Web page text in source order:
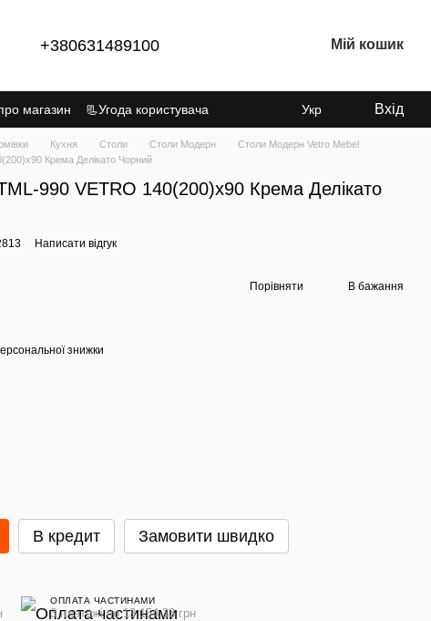
+380631489100 Мій кошик
магазин
📃Угода користувача
Укр Вхід
Кухня Столи Столи Модерн
Столи Модерн Vetro Mebel
Крема Делікато Чорний
990 VETRO 140(200)x90 Крема Делікато
Написати відгук
Порівняти В бажання
знижки
В кредит Замовити швидко
ОПЛАТА ЧАСТИНАМИ
3 платежі по 13 154.33 грн